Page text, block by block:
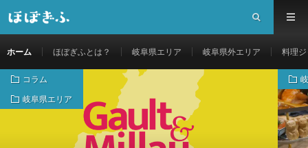
ホーム ほぼぎふとは？ 岐阜県エリア 岐阜県外エリア 料理
コラム
岐阜県エリア